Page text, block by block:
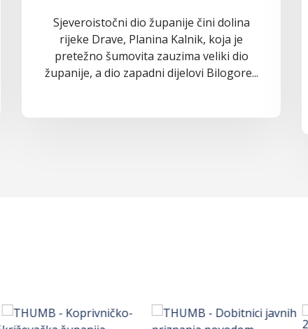
Sjeveroistočni dio županije čini dolina
rijeke Drave, Planina Kalnik, koja je
pretežno šumovita zauzima veliki dio
županije, a dio zapadni dijelovi Bilogore...